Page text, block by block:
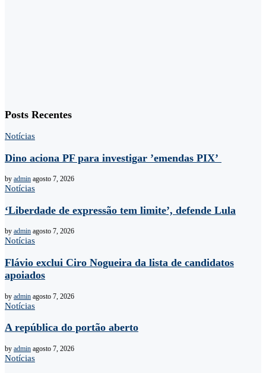
Posts Recentes
Notícias
Dino aciona PF para investigar ’emendas PIX’
by admin agosto 7, 2026
Notícias
‘Liberdade de expressão tem limite’, defende Lula
by admin agosto 7, 2026
Notícias
Flávio exclui Ciro Nogueira da lista de candidatos
apoiados
by admin agosto 7, 2026
Notícias
A república do portão aberto
by admin agosto 7, 2026
Notícias